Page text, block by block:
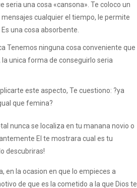
seri­a una cosa «cansona». Te coloco un
cualquier el tiempo, le permite
una cosa absorbente.
Tenemos ninguna cosa conveniente que
unica forma de conseguirlo seri­a
este aspecto, Te cuestiono: ?ya
que femina?
nunca se localiza en tu manana novio o
El te mostrara cual es tu
descubriras!
en la ocasion en que lo empieces a
de que es la cometido a la que Dios te